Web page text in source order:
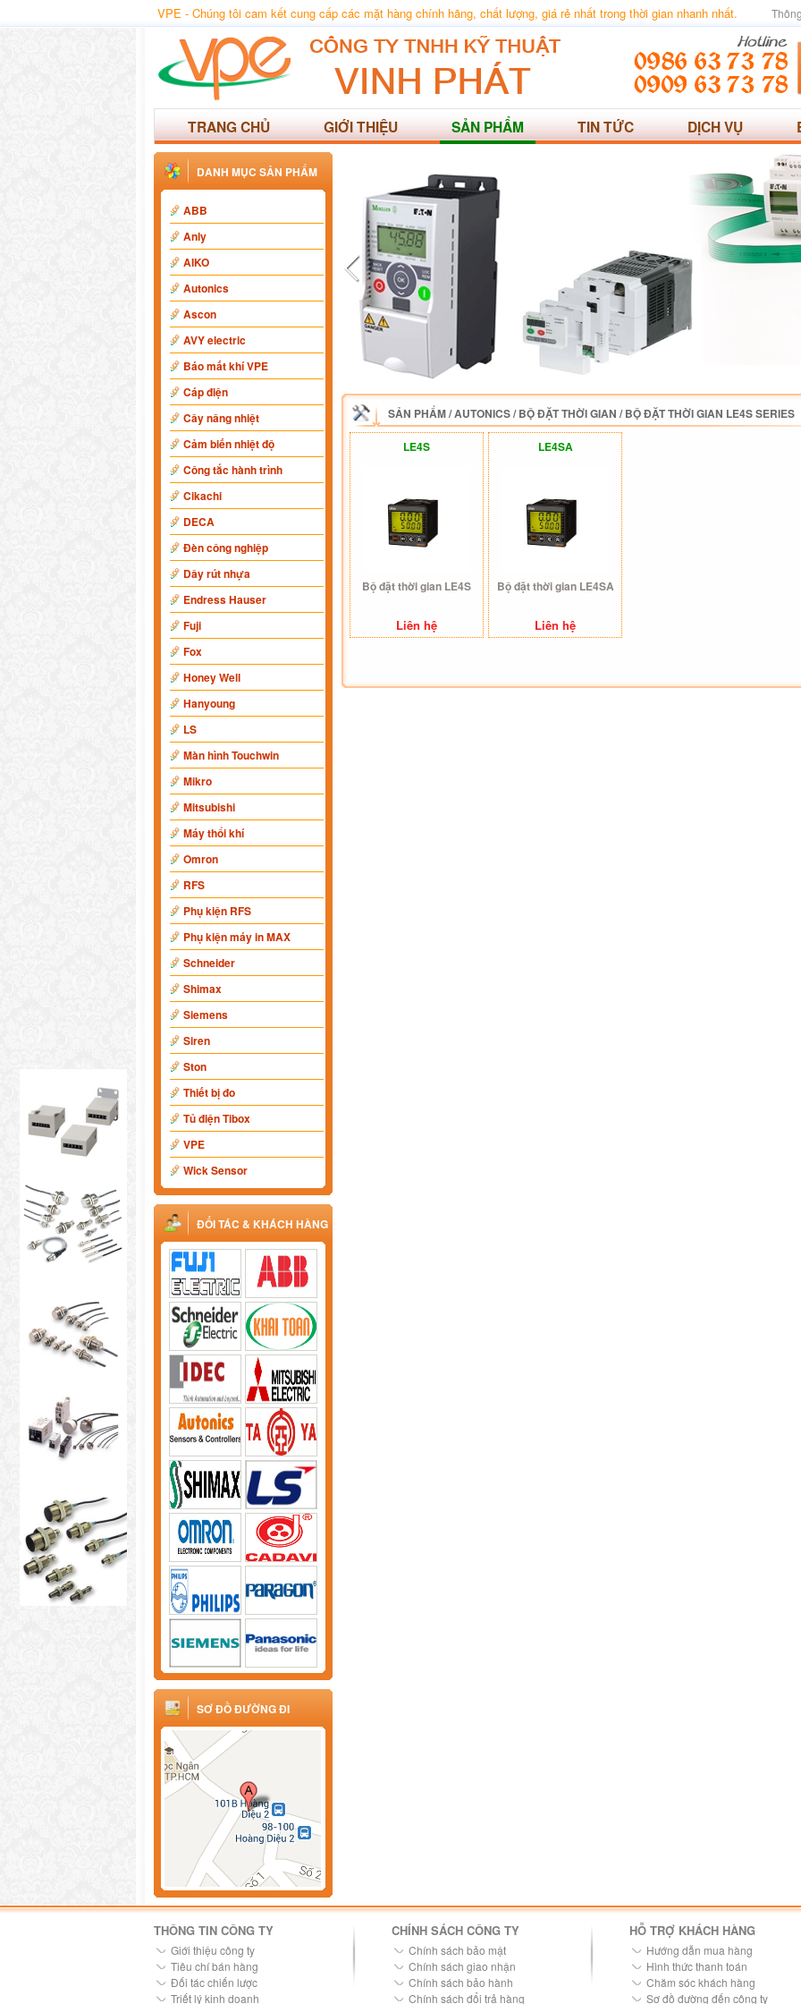
VPE - Chúng tôi cam kết cung cấp các mặt hàng chính hãng, chất lượng, giá rẻ nhất trong thời gian nhanh nhất.
TRANG CHỦ GIỚI THIỆU SẢN PHẨM TIN TỨC DỊCH VỤ
DANH MỤC SẢN PHẨM
ABB
Anly
AIKO
Autonics
Ascon
AVY electric
Báo mất khí VPE
Cáp điện
Cây nâng nhiệt
Cảm biến nhiệt độ
Công tắc hành trình
Cikachi
DECA
Đèn công nghiệp
Dây rút nhựa
Endress Hauser
Fuji
Fox
Honey Well
Hanyoung
LS
Màn hình Touchwin
Mikro
Mitsubishi
Máy thổi khí
Omron
RFS
Phụ kiện RFS
Phụ kiện máy in MAX
Schneider
Shimax
Siemens
Siren
Ston
Thiết bị đo
Tủ điện Tibox
VPE
Wick Sensor
ĐỐI TÁC & KHÁCH HÀNG
SƠ ĐỒ ĐƯỜNG ĐI
SẢN PHẨM/AUTONICS/BỘ ĐẶT THỜI GIAN /BỘ ĐẶT THỜI GIAN LE4S SERIES
LE4S
Bộ đặt thời gian LE4S
Liên hệ
LE4SA
Bộ đặt thời gian LE4SA
Liên hệ
THÔNG TIN CÔNG TY
Giới thiệu công ty
Tiêu chí bán hàng
Đối tác chiến lược
Triết lý kinh doanh
CHÍNH SÁCH CÔNG TY
Chính sách bảo mật
Chính sách giao nhận
Chính sách bảo hành
Chính sách đổi trả hàng
HỖ TRỢ KHÁCH HÀNG
Hướng dẫn mua hàng
Hình thức thanh toán
Chăm sóc khách hàng
Sơ đồ đường đến công ty